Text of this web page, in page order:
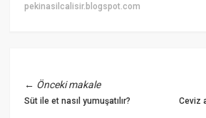
pekinasilcalisir.blogspot.com
← Önceki makale
Süt ile et nasıl yumuşatılır? Ceviz